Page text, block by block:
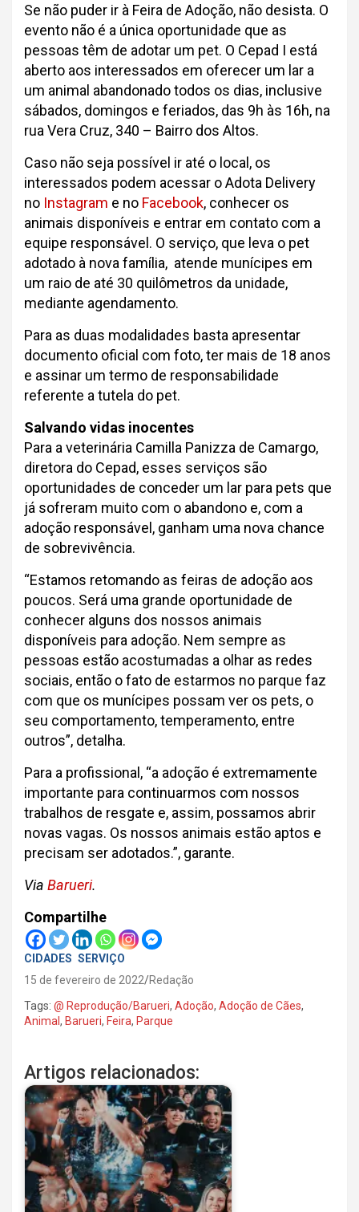
Se não puder ir à Feira de Adoção, não desista. O
evento não é a única oportunidade que as
pessoas têm de adotar um pet. O Cepad I está
aberto aos interessados em oferecer um lar a
um animal abandonado todos os dias, inclusive
sábados, domingos e feriados, das 9h às 16h, na
rua Vera Cruz, 340 – Bairro dos Altos.
Caso não seja possível ir até o local, os
interessados podem acessar o Adota Delivery
no Instagram e no Facebook, conhecer os
animais disponíveis e entrar em contato com a
equipe responsável. O serviço, que leva o pet
adotado à nova família, atende munícipes em
um raio de até 30 quilômetros da unidade,
mediante agendamento.
Para as duas modalidades basta apresentar
documento oficial com foto, ter mais de 18 anos
e assinar um termo de responsabilidade
referente a tutela do pet.
Salvando vidas inocentes
Para a veterinária Camilla Panizza de Camargo,
diretora do Cepad, esses serviços são
oportunidades de conceder um lar para pets que
já sofreram muito com o abandono e, com a
adoção responsável, ganham uma nova chance
de sobrevivência.
“Estamos retomando as feiras de adoção aos
poucos. Será uma grande oportunidade de
conhecer alguns dos nossos animais
disponíveis para adoção. Nem sempre as
pessoas estão acostumadas a olhar as redes
sociais, então o fato de estarmos no parque faz
com que os munícipes possam ver os pets, o
seu comportamento, temperamento, entre
outros”, detalha.
Para a profissional, “a adoção é extremamente
importante para continuarmos com nossos
trabalhos de resgate e, assim, possamos abrir
novas vagas. Os nossos animais estão aptos e
precisam ser adotados.”, garante.
Via Barueri.
Compartilhe
CIDADES SERVIÇO
15 de fevereiro de 2022 Redação
Tags: @ Reprodução/Barueri, Adoção, Adoção de Cães,
Animal , Barueri, Feira, Parque
Artigos relacionados: